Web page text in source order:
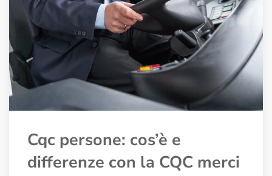
Cqc persone: cos’è e
differenze con la CQC merci